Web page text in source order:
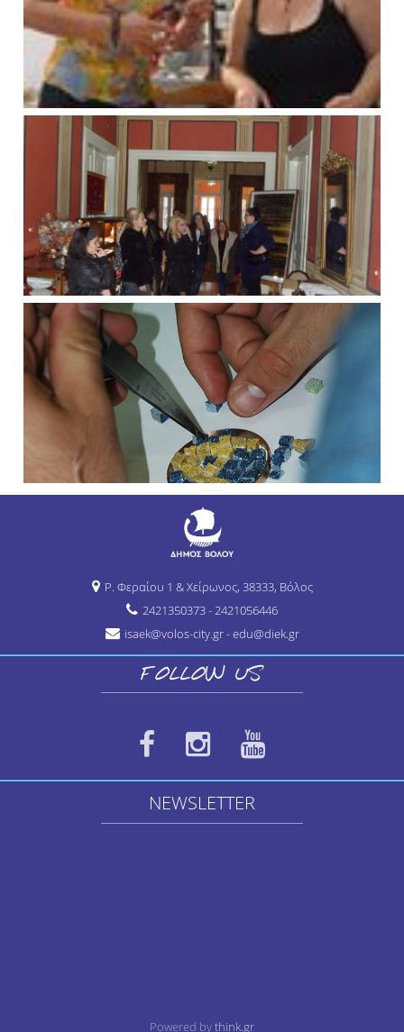
Ρ. Φεραίου 1 & Χείρωνος, 38333, Βόλος
2421350373 - 2421056446
isaek@volos-city.gr - edu@diek.gr
FOLLOW US
NEWSLETTER
Powered bythink.gr